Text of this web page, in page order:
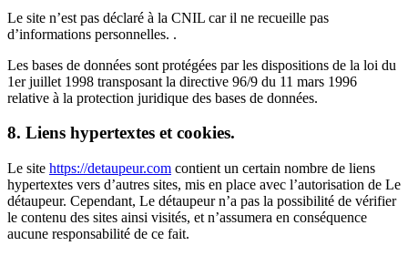
Le site n’est pas déclaré à la CNIL car il ne recueille pas
d’informations personnelles. .
Les bases de données sont protégées par les dispositions de la loi du
1er juillet 1998 transposant la directive 96/9 du 11 mars 1996
relative à la protection juridique des bases de données.
8. Liens hypertextes et cookies.
Le site https://detaupeur.com contient un certain nombre de liens
hypertextes vers d’autres sites, mis en place avec l’autorisation de Le
détaupeur. Cependant, Le détaupeur n’a pas la possibilité de vérifier
le contenu des sites ainsi visités, et n’assumera en conséquence
aucune responsabilité de ce fait.